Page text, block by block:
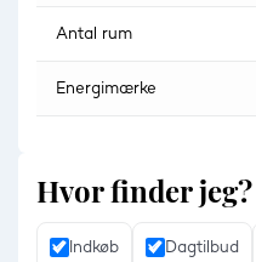
Antal rum
Energimærke
Hvor finder jeg?
Indkøb Dagtilbud